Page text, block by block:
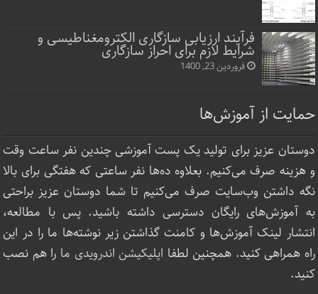
فرآیند ارزیابی سازگاری الکترومغناطیسی و
شرایط لازم برای احراز سازگاری
فروردین 23, 1400
حمایت از آموزش‌ها
دوستان عزیز برای تولید یک پست آموزشی چندین نفر ساعت‌ وقت
و هزینه صرف می‌کنیم. بعلاوه ده‌ها نفر ساعتی که هفتگی برای بالا
نگه داشتن وب‌سایت صرف ‌می‌کنیم تا شما دوستان عزیز براحتی
به آموزش‌های رایگان دسترسی داشته باشید. پس با مطالعه،
انتشار لینک‌ آموزش‌ها و کامنت گذاشتن زیر نوشته‌‌ها ما را در این
راه همراهی کنید. همچنین لطفا اپلیکیشن اندرویدی ما را هم نصب
کنید.